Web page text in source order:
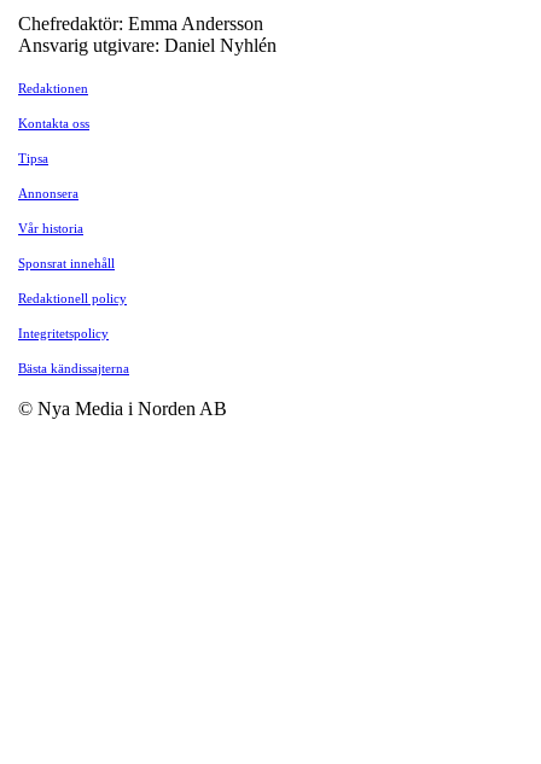
Chefredaktör: Emma Andersson
Ansvarig utgivare: Daniel Nyhlén
Redaktionen
Kontakta oss
Tipsa
Annonsera
Vår historia
Sponsrat innehåll
Redaktionell policy
Integritetspolicy
Bästa kändissajterna
© Nya Media i Norden AB